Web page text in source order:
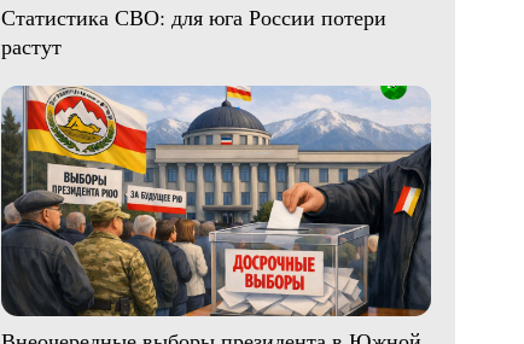
Статистика СВО: для юга России потери
растут